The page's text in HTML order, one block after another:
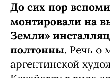
До сих пор
монтировали на
Земли»
полтонны. Речь о
аргентинской